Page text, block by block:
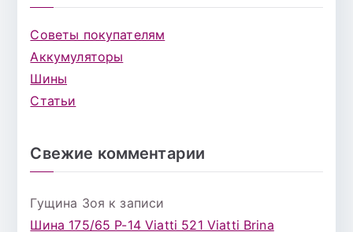
Советы покупателям
Аккумуляторы
Шины
Статьи
Свежие комментарии
Гущина Зоя к записи
Шина 175/65 Р-14 Viatti 521 Viatti Brina